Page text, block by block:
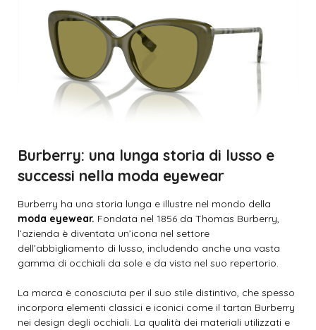
Burberry: una lunga storia di lusso e
successi nella moda eyewear
Burberry ha una storia lunga e illustre nel mondo della
moda eyewear. Fondata nel 1856 da Thomas Burberry,
l’azienda è diventata un’icona nel settore
dell’abbigliamento di lusso, includendo anche una vasta
gamma di occhiali da sole e da vista nel suo repertorio.
La marca è conosciuta per il suo stile distintivo, che spesso
incorpora elementi classici e iconici come il tartan Burberry
nei design degli occhiali. La qualità dei materiali utilizzati e